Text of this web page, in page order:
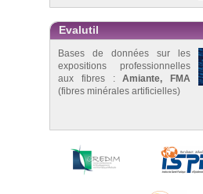
Evalutil
Bases de données sur les
expositions professionnelles
aux fibres :Amiante, FMA
(fibres minérales artificielles)